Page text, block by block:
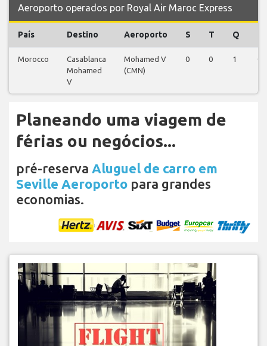
Aeroporto operados por Royal Air Maroc Express
País Destino Aeroporto S T Q
Morocco
Casablanca
Mohamed
V
Mohamed V
(CMN)
0 0 1 0
Planeando uma viagem de
férias ou negócios...
pré-reserva Aluguel de carro em
Seville Aeroporto para grandes
economias.